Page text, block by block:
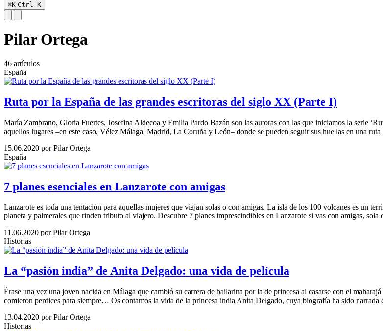
⌘K Ctrl K
Pilar Ortega
46 artículos
España
Ruta por la España de las grandes escritoras del siglo XX (Parte I)
María Zambrano, Gloria Fuertes, Josefina Aldecoa y Emilia Pardo Bazán son las autoras con las que iniciamos la serie
aquellos lugares –en este caso, Vélez Málaga, Madrid, La Coruña y León– donde se pueden seguir sus huellas en una
15.06.2020 por Pilar Ortega
España
7 planes esenciales en Lanzarote con amigas
Lanzarote es toda una tentación para aquellas mujeres que viajan solas o con amigas. La isla de los 100 volcanes es un
planeta y palmerales que rinden tributo al viajero. Descubre 7 planes imprescindibles en Lanzarote si vas con amigas, sola
11.06.2020 por Pilar Ortega
Historias
La “pasión india” de Anita Delgado: una vida de película
Érase una vez una joven nacida en Málaga que cambió su carrera de bailarina por la de princesa al casarse con el
comieron perdices para siempre… Os contamos la vida de la princesa india Anita Delgado, cuya biografía ha sido narrada
13.04.2020 por Pilar Ortega
Historias